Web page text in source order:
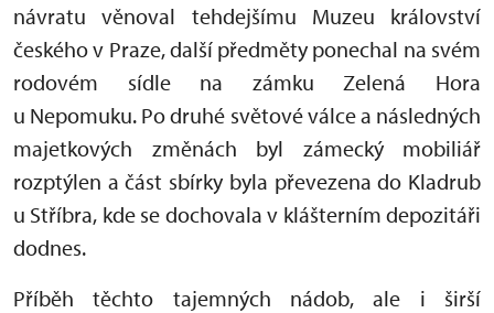
návratu věnoval tehdejšímu Muzeu království
českého v Praze, další předměty ponechal na svém
rodovém sídle na zámku Zelená Hora
u Nepomuku. Po druhé světové válce a následných
majetkových změnách byl zámecký mobiliář
rozptýlen a část sbírky byla převezena do Kladrub
u Stříbra, kde se dochovala v klášterním depozitáři
dodnes.
Příběh těchto tajemných nádob, ale i širší